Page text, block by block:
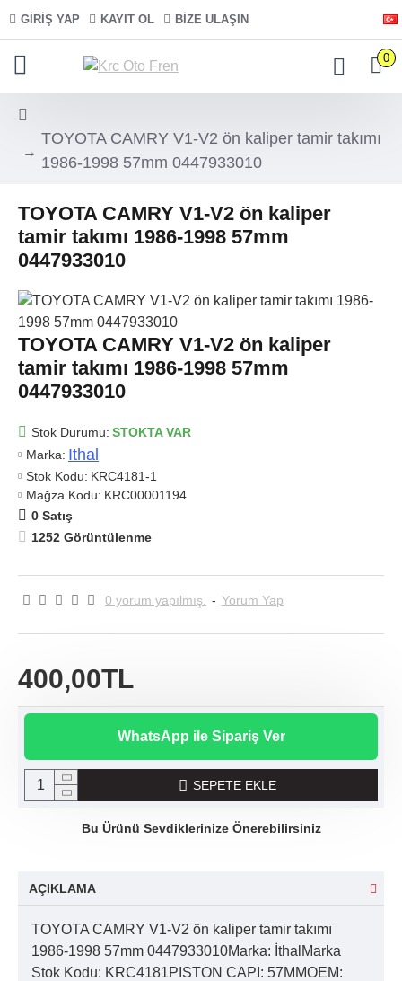
GIRIŞ YAP KAYIT OL BIZE ULAŞIN
0
TOYOTA CAMRY V1-V2 ön kaliper tamir takımı
1986-1998 57mm 0447933010
TOYOTA CAMRY V1-V2 ön kaliper
tamir takımı 1986-1998 57mm
0447933010
TOYOTA CAMRY V1-V2 ön kaliper
tamir takımı 1986-1998 57mm
0447933010
Stok Durumu: STOKTA VAR
Marka: Ithal
Stok Kodu: KRC4181-1
Mağza Kodu: KRC00001194
0 Satış
1252 Görüntülenme
0 yorum yapılmış. - Yorum Yap
400,00TL
WhatsApp ile Sipariş Ver
SEPETE EKLE
Bu Ürünü Sevdiklerinize Önerebilirsiniz
AÇIKLAMA
TOYOTA CAMRY V1-V2 ön kaliper tamir takımı
1986-1998 57mm 0447933010Marka: İthalMarka
Stok Kodu: KRC4181PISTON CAPI: 57MMOEM: